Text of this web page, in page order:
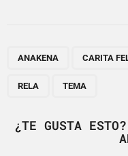
ANAKENA CARITA
RELA TEMA
¿TE GUSTA